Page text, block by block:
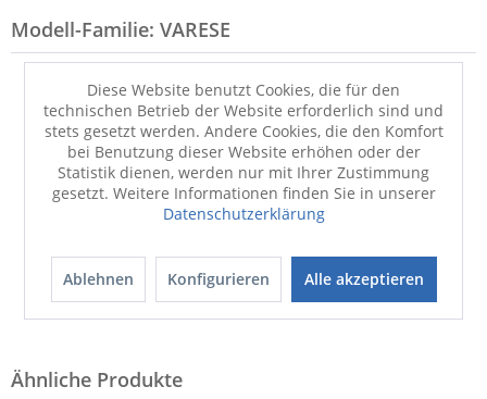
Modell-Familie: VARESE
MONDO VARESE PRO
749,00 €
MONDO VARESE PRO
759,00 €
Diese Website benutzt Cookies, die für den
technischen Betrieb der Website erforderlich sind und
stets gesetzt werden. Andere Cookies, die den Komfort
bei Benutzung dieser Website erhöhen oder der
Statistik dienen, werden nur mit Ihrer Zustimmung
gesetzt. Weitere Informationen finden Sie in unserer
Datenschutzerklärung
Ablehnen Konfigurieren Alle akzeptieren